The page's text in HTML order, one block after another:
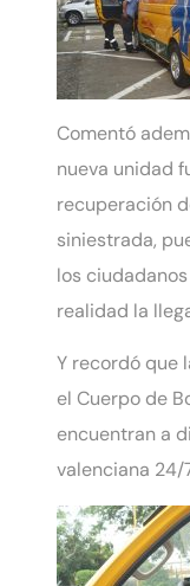
Comentó
nueva unidad
recuperación
siniestrada,
los
realidad la
Y recordó que
el Cuerpo de
encuentran a
valenciana 24/